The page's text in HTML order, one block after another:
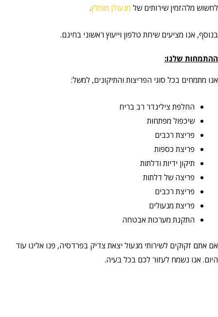
לחשוש מלהזמין שירותים של מנעולן מומלץ.
בנוסף, אנו מציעים שיחת טלפון וייעוץ ראשוני בחינם.
ההתמחות שלנו:
אנו מתמחים בכל סוגי הפריצות והתיקונים, למשל:
החלפת צילינדר רב בריח
שיכפול מפתחות
פריצת רכבים
פריצת כספות
תיקון ידיות ודלתות
פריצה של דלתות
פריצת רכבים
פריצת מנעולים
התקנת מערכות אבטחה
אם אתם זקוקים לשירותי מנעול יצאת צדיק בפרדסיה, פנו אלינו עוד
היום. אנו נשמח לעזור לכם בכל בעיה.